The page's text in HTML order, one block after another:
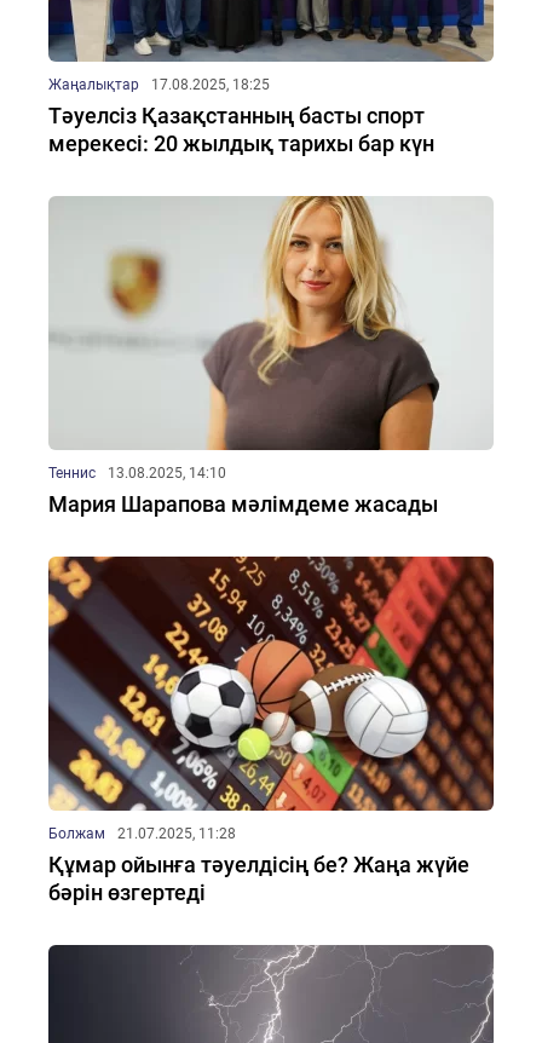
Жаңалықтар 17.08.2025, 18:25
Тәуелсіз Қазақстанның басты спорт
мерекесі: 20 жылдық тарихы бар күн
Теннис 13.08.2025, 14:10
Мария Шарапова мәлімдеме жасады
Болжам 21.07.2025, 11:28
Құмар ойынға тәуелдісің бе? Жаңа жүйе
бәрін өзгертеді